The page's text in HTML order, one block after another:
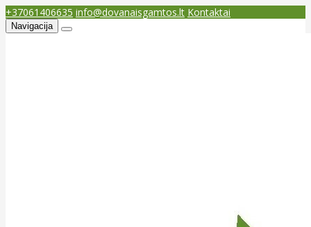
+37061406635 info@dovanaisgamtos.lt Kontaktai
Navigacija